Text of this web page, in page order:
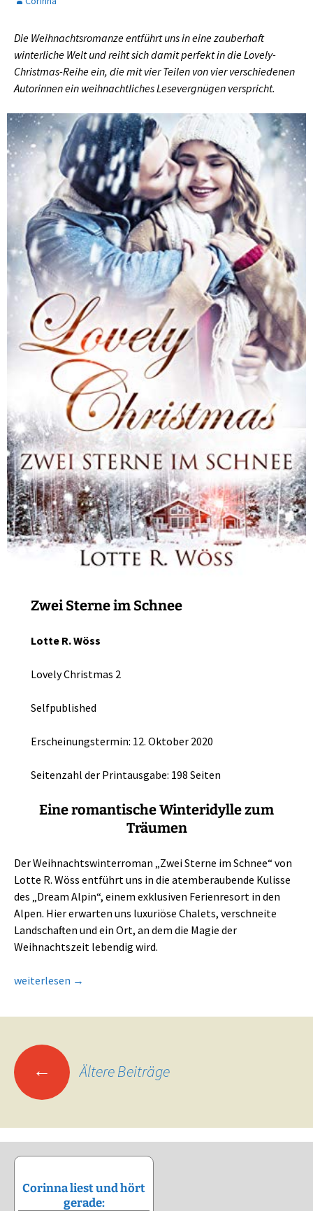
Die Weihnachtsromanze entführt uns in eine zauberhaft
winterliche Welt und reiht sich damit perfekt in die Lovely-
Christmas-Reihe ein, die mit vier Teilen von vier verschiedenen
Autorinnen ein weihnachtliches Lesevergnügen verspricht.
Zwei Sterne im Schnee
Lotte R. Wöss
Lovely Christmas 2
Selfpublished
Erscheinungstermin: 12. Oktober 2020
Seitenzahl der Printausgabe: 198 Seiten
Eine romantische Winteridylle zum
Träumen
Der Weihnachtswinterroman „Zwei Sterne im Schnee“ von
Lotte R. Wöss entführt uns in die atemberaubende Kulisse
des „Dream Alpin“, einem exklusiven Ferienresort in den
Alpen. Hier erwarten uns luxuriöse Chalets, verschneite
Landschaften und ein Ort, an dem die Magie der
Weihnachtszeit lebendig wird.
Lovely Christmas: Zwei Sterne im Schnee von Lotte R. Wöss
weiterlesen →
Beitragsnavigation
← Ältere Beiträge
Corinna liest und hört
gerade: